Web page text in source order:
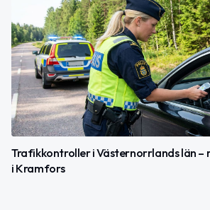
Trafikkontroller i Västernorrlands län
i Kramfors